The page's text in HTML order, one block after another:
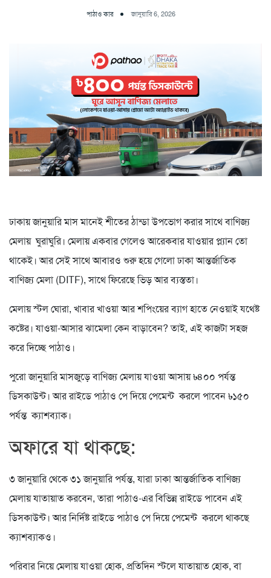
পাঠাও কার জানুয়ারি 6, 2026
ঢাকায় জানুয়ারি মাস মানেই শীতের ঠান্ডা উপভোগ করার সাথে বাণিজ্য
মেলায় ঘুরাঘুরি। মেলায় একবার গেলেও আরেকবার যাওয়ার প্ল্যান তো
থাকেই। আর সেই সাথে আবারও শুরু হয়ে গেলো ঢাকা আন্তর্জাতিক
বাণিজ্য মেলা (DITF), সাথে ফিরেছে ভিড় আর ব্যস্ততা।
মেলায় স্টল ঘোরা, খাবার খাওয়া আর শপিংয়ের ব্যাগ হাতে নেওয়াই যথেষ্ট
কষ্টের। যাওয়া-আসার ঝামেলা কেন বাড়াবেন? তাই, এই কাজটা সহজ
করে দিচ্ছে পাঠাও।
পুরো জানুয়ারি মাসজুড়ে বাণিজ্য মেলায় যাওয়া আসায় ৳৪০০ পর্যন্ত
ডিসকাউন্ট। আর রাইডে পাঠাও পে দিয়ে পেমেন্ট করলে পাবেন ৳১৫০
পর্যন্ত ক্যাশব্যাক।
অফারে যা থাকছে:
৩ জানুয়ারি থেকে ৩১ জানুয়ারি পর্যন্ত, যারা ঢাকা আন্তর্জাতিক বাণিজ্য
মেলায় যাতায়াত করবেন, তারা পাঠাও-এর বিভিন্ন রাইডে পাবেন এই
ডিসকাউন্ট। আর নির্দিষ্ট রাইডে পাঠাও পে দিয়ে পেমেন্ট করলে থাকছে
ক্যাশব্যাকও।
পরিবার নিয়ে মেলায় যাওয়া হোক, প্রতিদিন স্টলে যাতায়াত হোক, বা